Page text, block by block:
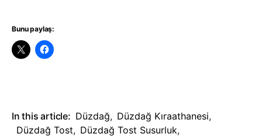
Bunu paylaş:
In this article: Düzdağ, Düzdağ Kıraathanesi,
Düzdağ Tost, Düzdağ Tost Susurluk,